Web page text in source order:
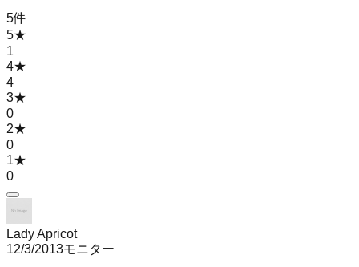
5件
5★
1
4★
4
3★
0
2★
0
1★
0
Lady Apricot
12/3/2013モニター